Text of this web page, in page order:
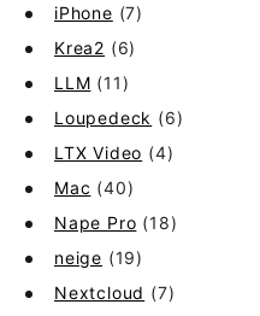
iPhone (7)
Krea2 (6)
LLM (11)
Loupedeck (6)
LTX Video (4)
Mac (40)
Nape Pro (18)
neige (19)
Nextcloud (7)